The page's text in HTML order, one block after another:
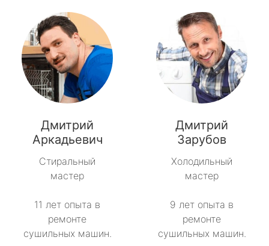
Дмитрий
Аркадьевич
Стиральный
мастер
11 лет опыта в
ремонте
сушильных машин.
Дмитрий
Зарубов
Холодильный
мастер
9 лет опыта в
ремонте
сушильных машин.